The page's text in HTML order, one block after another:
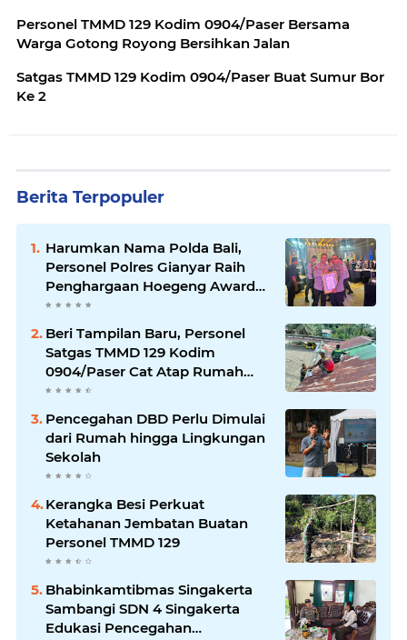
Personel TMMD 129 Kodim 0904/Paser Bersama
Warga Gotong Royong Bersihkan Jalan
Satgas TMMD 129 Kodim 0904/Paser Buat Sumur Bor
Ke 2
Berita Terpopuler
Harumkan Nama Polda Bali,
Personel Polres Gianyar Raih
Penghargaan Hoegeng Awards
2026
Beri Tampilan Baru, Personel
Satgas TMMD 129 Kodim
0904/Paser Cat Atap Rumah
Marbot
Pencegahan DBD Perlu Dimulai
dari Rumah hingga Lingkungan
Sekolah
Kerangka Besi Perkuat
Ketahanan Jembatan Buatan
Personel TMMD 129
Bhabinkamtibmas Singakerta
Sambangi SDN 4 Singakerta
Edukasi Pencegahan